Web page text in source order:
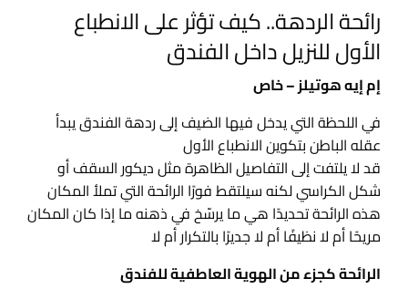
رائحة الردهة.. كيف تؤثر على الانطباع
الأول للنزيل داخل الفندق
إم إيه هوتيلز – خاص
في اللحظة التي يدخل فيها الضيف إلى ردهة الفندق يبدأ
عقله الباطن بتكوين الانطباع الأول
قد لا يلتفت إلى التفاصيل الظاهرة مثل ديكور السقف أو
شكل الكراسي لكنه سيلتقط فورًا الرائحة التي تملأ المكان
هذه الرائحة تحديدًا هي ما يرسّخ في ذهنه ما إذا كان المكان
مريحًا أم لا نظيفًا أم لا جديرًا بالتكرار أم لا
الرائحة كجزء من الهوية العاطفية للفندق